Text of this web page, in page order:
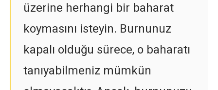
üzerine herhangi bir baharat
koymasını isteyin. Burnunuz
kapalı olduğu sürece, o baharatı
tanıyabilmeniz mümkün